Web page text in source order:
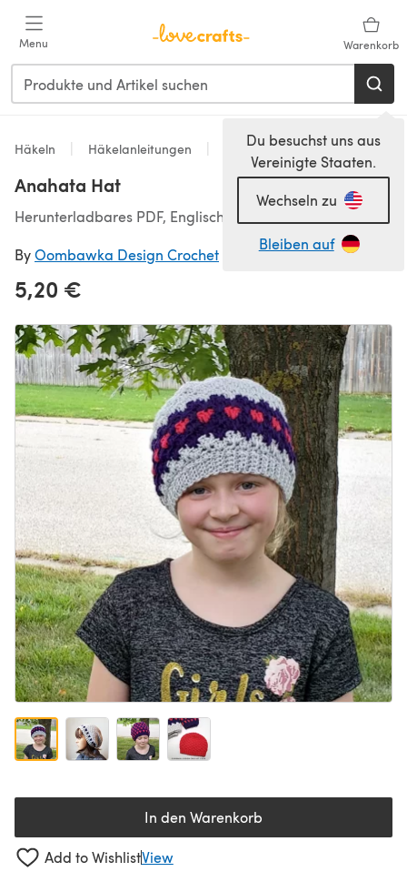
Menu Warenkorb
Du besuchst uns aus
Vereinigte Staaten.
Wechseln zu
Bleiben auf
Häkeln Häkelanleitungen Hats
Anahata Hat
Herunterladbares PDF, Englisch
ByOombawka Design Crochet
5,20 €
In den Warenkorb
Add to WishlistView